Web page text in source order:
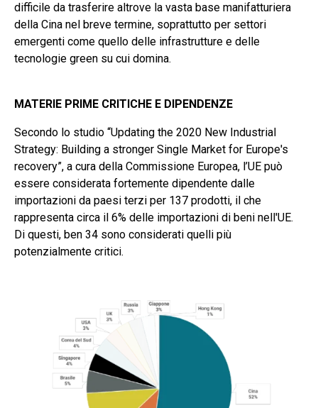
difficile da trasferire altrove la vasta base manifatturiera
della Cina nel breve termine, soprattutto per settori
emergenti come quello delle infrastrutture e delle
tecnologie green su cui domina.
MATERIE PRIME CRITICHE E DIPENDENZE
Secondo lo studio “Updating the 2020 New Industrial
Strategy: Building a stronger Single Market for Europe's
recovery”, a cura della Commissione Europea, l’UE può
essere considerata fortemente dipendente dalle
importazioni da paesi terzi per 137 prodotti, il che
rappresenta circa il 6% delle importazioni di beni nell'UE.
Di questi, ben 34 sono considerati quelli più
potenzialmente critici.